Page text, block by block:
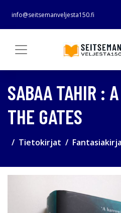
info@seitsemanveljesta150.fi
SABAA TAHIR :
THE GATES
Tietokirjat